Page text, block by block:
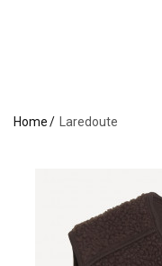
Home Laredoute